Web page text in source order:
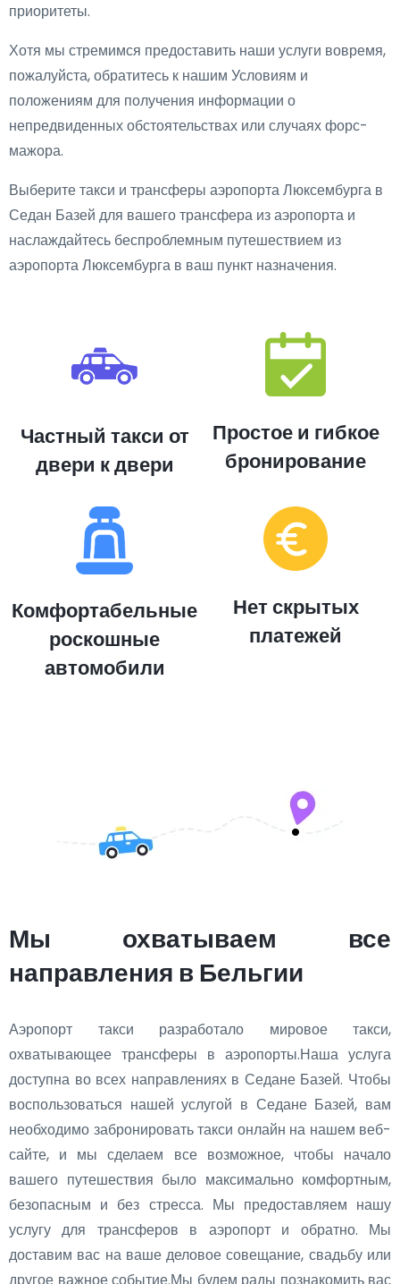
приоритеты.
Хотя мы стремимся предоставить наши услуги вовремя,
пожалуйста, обратитесь к нашим Условиям и
положениям для получения информации о
непредвиденных обстоятельствах или случаях форс-
мажора.
Выберите такси и трансферы аэропорта Люксембурга в
Седан Базей для вашего трансфера из аэропорта и
наслаждайтесь беспроблемным путешествием из
аэропорта Люксембурга в ваш пункт назначения.
Частный такси от
двери к двери
Простое и гибкое
бронирование
Комфортабельные
роскошные
автомобили
Нет скрытых
платежей
Мы охватываем все
направления в Бельгии
Аэропорт такси разработало мировое такси,
охватывающее трансферы в аэропорты.Наша услуга
доступна во всех направлениях в Седане Базей. Чтобы
воспользоваться нашей услугой в Седане Базей, вам
необходимо забронировать такси онлайн на нашем веб-
сайте, и мы сделаем все возможное, чтобы начало
вашего путешествия было максимально комфортным,
безопасным и без стресса. Мы предоставляем нашу
услугу для трансферов в аэропорт и обратно. Мы
доставим вас на ваше деловое совещание, свадьбу или